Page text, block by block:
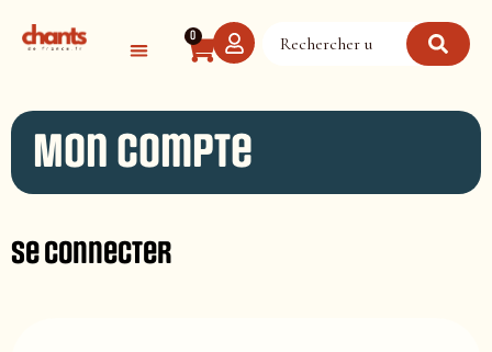
0
Mon compte
Se connecter